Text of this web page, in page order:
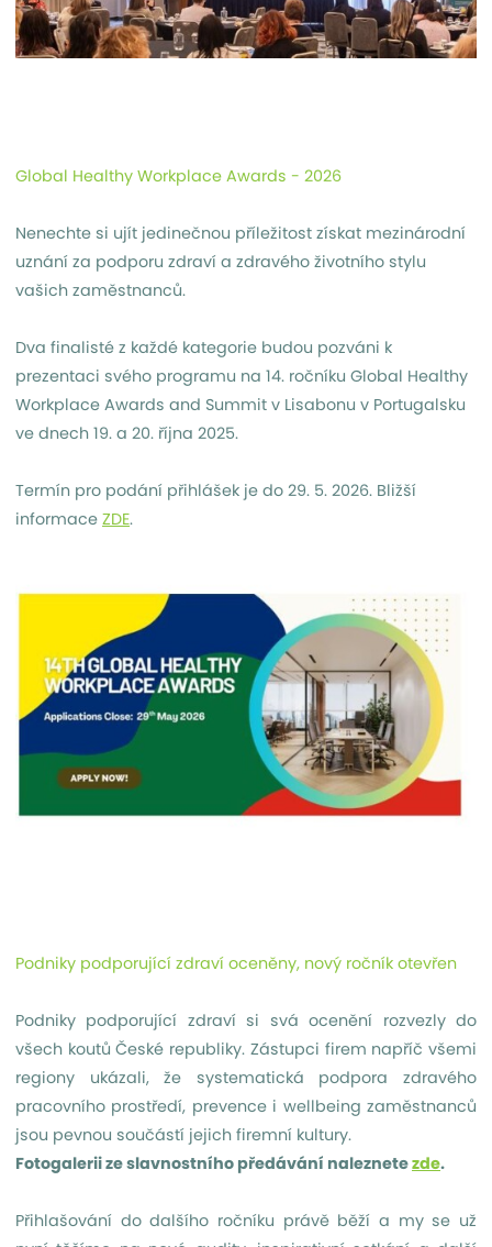
Global Healthy Workplace Awards - 2026
Nenechte si ujít jedinečnou příležitost získat mezinárodní
uznání za podporu zdraví a zdravého životního stylu
vašich zaměstnanců.
Dva finalisté z každé kategorie budou pozváni k
prezentaci svého programu na 14. ročníku Global Healthy
Workplace Awards and Summit v Lisabonu v Portugalsku
ve dnech 19. a 20. října 2025.
Termín pro podání přihlášek je do 29. 5. 2026. Bližší
informace ZDE.
Podniky podporující zdraví oceněny, nový ročník otevřen
Podniky podporující zdraví si svá ocenění rozvezly do
všech koutů České republiky. Zástupci firem napříč všemi
regiony ukázali, že systematická podpora zdravého
pracovního prostředí, prevence i wellbeing zaměstnanců
jsou pevnou součástí jejich firemní kultury.
Fotogalerii ze slavnostního předávání naleznetezde.
Přihlašování do dalšího ročníku právě běží a my se už